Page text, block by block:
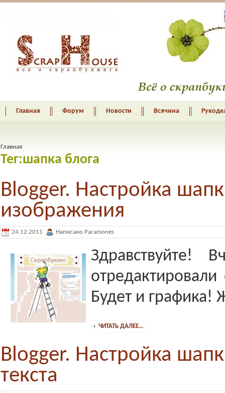
Главная Форум Новости Всячина
Главная
Тег:шапка блога
Blogger. Настройка
изображения
24.12.2011 Написано Paramones
Будет и
ЧИТАТЬ ДАЛЕЕ...
Blogger. Настройка
текста